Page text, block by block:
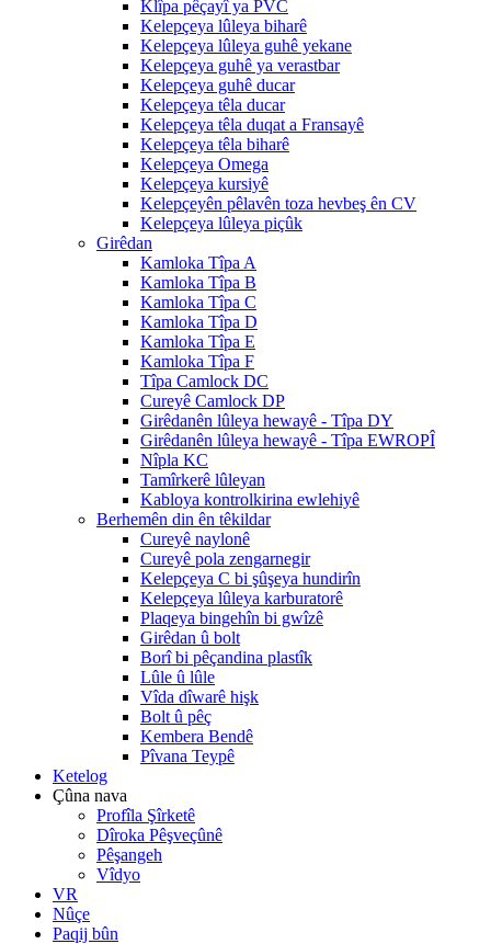
Klîpa pêçayî ya PVC
Kelepçeya lûleya biharê
Kelepçeya lûleya guhê yekane
Kelepçeya guhê ya verastbar
Kelepçeya guhê ducar
Kelepçeya têla ducar
Kelepçeya têla duqat a Fransayê
Kelepçeya têla biharê
Kelepçeya Omega
Kelepçeya kursiyê
Kelepçeyên pêlavên toza hevbeş ên CV
Kelepçeya lûleya piçûk
Girêdan
Kamloka Tîpa A
Kamloka Tîpa B
Kamloka Tîpa C
Kamloka Tîpa D
Kamloka Tîpa E
Kamloka Tîpa F
Tîpa Camlock DC
Cureyê Camlock DP
Girêdanên lûleya hewayê - Tîpa DY
Girêdanên lûleya hewayê - Tîpa EWROPÎ
Nîpla KC
Tamîrkerê lûleyan
Kabloya kontrolkirina ewlehiyê
Berhemên din ên têkildar
Cureyê naylonê
Cureyê pola zengarnegir
Kelepçeya C bi şûşeya hundirîn
Kelepçeya lûleya karburatorê
Plaqeya bingehîn bi gwîzê
Girêdan û bolt
Borî bi pêçandina plastîk
Lûle û lûle
Vîda dîwarê hişk
Bolt û pêç
Kembera Bendê
Pîvana Teypê
Ketelog
Çûna nava
Profîla Şîrketê
Dîroka Pêşveçûnê
Pêşangeh
Vîdyo
VR
Nûçe
Paqij bûn